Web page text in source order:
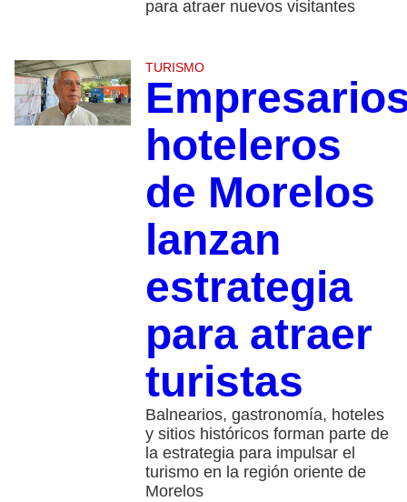
para atraer nuevos visitantes
TURISMO
hoteleros
de Morelos
lanzan
estrategia
para atraer
turistas
Balnearios, gastronomía, hoteles
y sitios históricos forman parte de
la estrategia para impulsar el
turismo en la región oriente de
Morelos